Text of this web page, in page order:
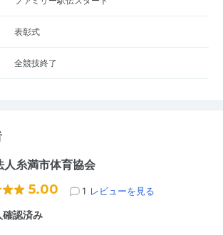
表彰式
全競技終了
人糸満市体育協会
5.00 1 レビューを見る
確認済み